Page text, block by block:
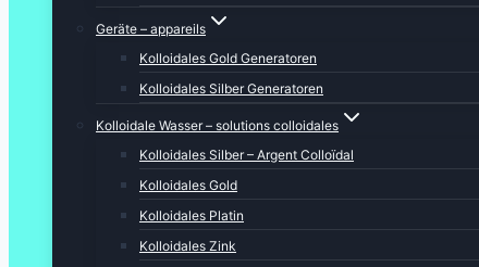
Geräte – appareils
Kolloidales Gold Generatoren
Kolloidales Silber Generatoren
Kolloidale Wasser – solutions colloidales
Kolloidales Silber – Argent Colloïdal
Kolloidales Gold
Kolloidales Platin
Kolloidales Zink